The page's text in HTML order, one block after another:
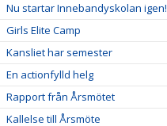
Nu startar Innebandyskolan igen!
Girls Elite Camp
Kansliet har semester
En actionfylld helg
Rapport från Årsmötet
Kallelse till Årsmöte